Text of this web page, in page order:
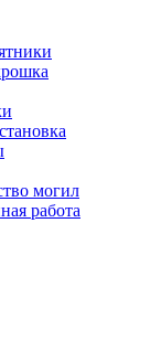
могил
работа